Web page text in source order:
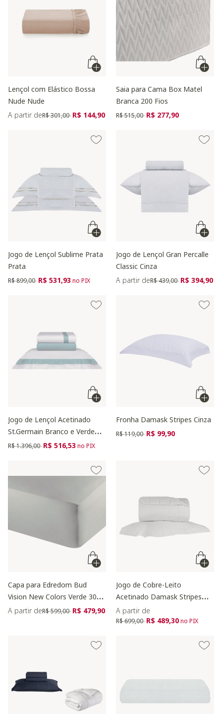
Lençol com Elástico Bossa
Nude Nude
A partir dePreço reduzido de
R$ 301,00 para
R$ 144,90
Saia para Cama Box Matel
Branca 200 Fios
Preço reduzido de
R$ 515,00 para
R$ 277,90
Jogo de Lençol Sublime Prata
Prata
Preço reduzido de
R$ 899,00 para
R$ 531,93no PIX
Jogo de Lençol Gran Percalle
Classic Cinza
A partir dePreço reduzido de
R$ 439,00 para
R$ 394,90
Jogo de Lençol Acetinado
St.Germain Branco e Verde
300 Fios
Preço reduzido de
R$ 1.396,00 para
R$ 516,53no PIX
Fronha Damask Stripes Cinza
Preço reduzido de
R$ 119,00 para
R$ 99,90
Capa para Edredom Bud
Vision New Colors Verde 300
Fios
A partir dePreço reduzido de
R$ 599,00 para
R$ 479,90
Jogo de Cobre-Leito
Acetinado Damask Stripes
Branco 300 Fios
A partir de
Preço reduzido de
R$ 699,00 para
R$ 489,30no PIX